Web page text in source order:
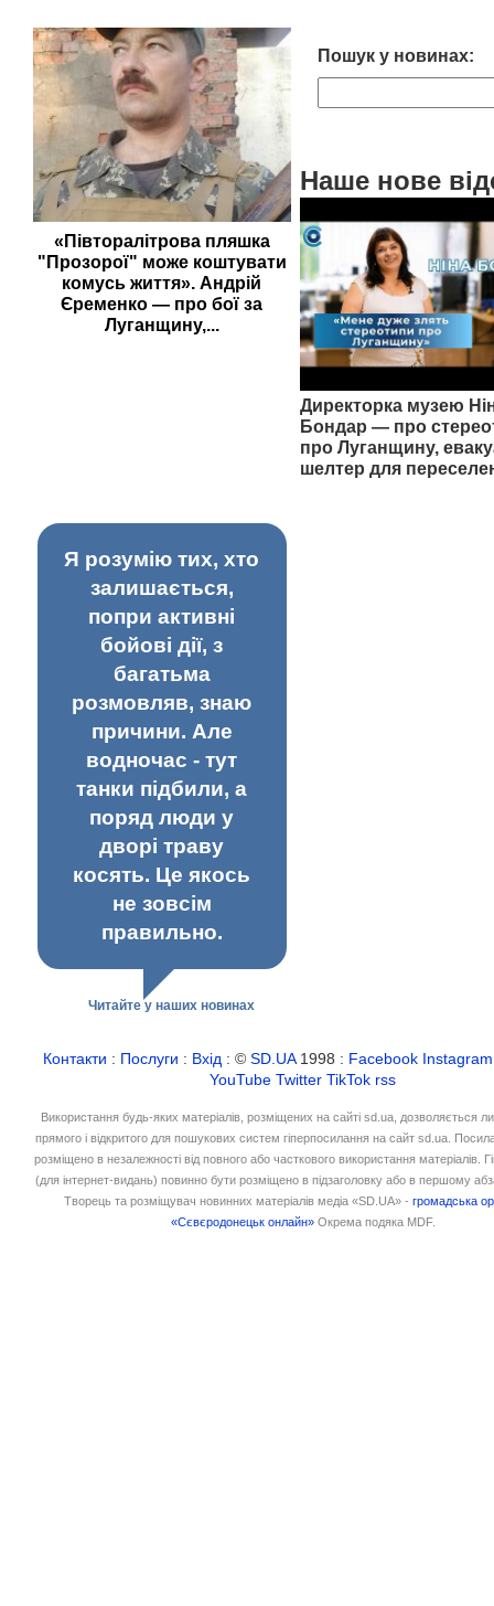
«Півторалітрова пляшка
"Прозорої" може коштувати
комусь життя». Андрій
Єременко — про бої за
Луганщину,...
Пошук у новинах:
Наше нове
Директорка музею
Бондар — про
про Луганщину,
шелтер для
Я розумію тих, хто
залишається,
попри активні
бойові дії, з
багатьма
розмовляв, знаю
причини. Але
водночас - тут
танки підбили, а
поряд люди у
дворі траву
косять. Це якось
не зовсім
правильно.
Читайте у наших новинах
Контакти : Послуги : Вхід : ©SD.UA1998 : Facebook Instagram
YouTube Twitter TikTok rss
Використання будь-яких матеріалів, розміщених на сайті sd.ua, дозволяється
прямого і відкритого для пошукових систем гіперпосилання на сайт sd.ua.
розміщено в незалежності від повного або часткового використання матеріалів.
(для інтернет-видань) повинно бути розміщено в підзаголовку або в першому
Творець та розміщувач новинних матеріалів медіа «SD.UA» -громадська
«Сєвєродонецьк онлайн» Окрема подяка MDF.